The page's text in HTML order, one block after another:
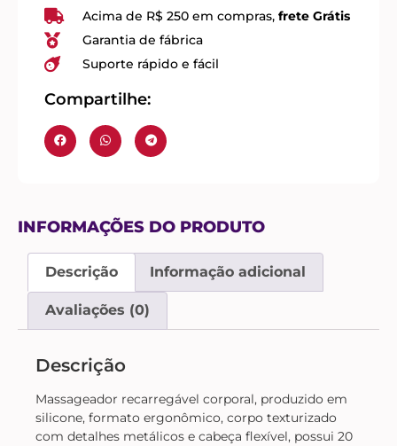
Acima de R$ 250 em compras,frete Grátis
Garantia de fábrica
Suporte rápido e fácil
Compartilhe:
INFORMAÇÕES DO PRODUTO
Descrição Informação adicional
Avaliações (0)
Descrição
Massageador recarregável corporal, produzido em
silicone, formato ergonômico, corpo texturizado
com detalhes metálicos e cabeça flexível, possui 20